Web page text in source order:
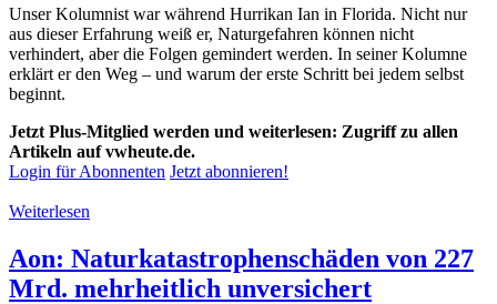
Unser Kolumnist war während Hurrikan Ian in Florida. Nicht nur
aus dieser Erfahrung weiß er, Naturgefahren können nicht
verhindert, aber die Folgen gemindert werden. In seiner Kolumne
erklärt er den Weg – und warum der erste Schritt bei jedem selbst
beginnt.
Jetzt Plus-Mitglied werden und weiterlesen: Zugriff zu allen
Artikeln auf vwheute.de.
Login für Abonnenten Jetzt abonnieren!
Weiterlesen
Aon: Naturkatastrophenschäden von 227
Mrd. mehrheitlich unversichert